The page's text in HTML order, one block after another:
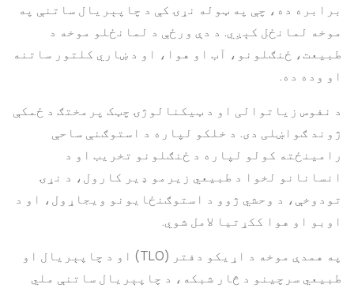
برابره ده، چې په ټوله نړۍ کې د چاپېریال ساتنې په
موخه لمانځل کېږي. د دې ورځې د لمانځلو موخه د
طبیعت، ځنګلونو، آب او هوا، او د ښاري کلتور ساتنه
او وده ده.
د نفوس زیاتوالی او د ټیکنالوژۍ چټک پرمختګ د ځمکې
ژوند ګواښلی دی. د خلکو لپاره د استوګنې ساحې
رامینځته کولو لپاره د ځنګلونو تخریب او د
انسانانو لخوا د طبیعي زیرمو ډیر کارول، د نړۍ
تودوخې، د وحشي ژوو د استوګنځایونو ویجاړول، او د
اوبو او هوا ککړتیا لامل شوي.
په همدې موخه د اړیکو دفتر (TLO) او د چاپېریال او
طبیعي سرچینو د څار شبکه، د چاپېریال ساتنې ملي